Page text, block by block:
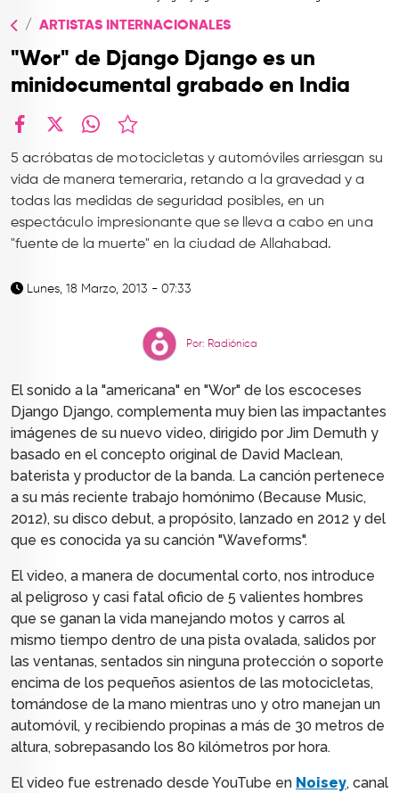
CONTACTO
ARTISTAS INTERNACIONALES
"Wor" de Django Django es un
minidocumental grabado en India
5 acróbatas de motocicletas y automóviles arriesgan su
vida de manera temeraria, retando a la gravedad y a
todas las medidas de seguridad posibles, en un
espectáculo impresionante que se lleva a cabo en una
"fuente de la muerte" en la ciudad de Allahabad.
Lunes, 18 Marzo, 2013 - 07:33
Por: Radiónica
El sonido a la "americana" en "Wor" de los escoceses
Django Django, complementa muy bien las impactantes
imágenes de su nuevo video, dirigido porJim Demuth y
basado en el concepto original de David Maclean,
baterista y productor de la banda. La canción pertenece
a su más reciente trabajo homónimo (Because Music,
2012), su disco debut, a propósito, lanzado en 2012 y del
que es conocida ya su canción "Waveforms".
El video, a manera de documental corto, nos introduce
al peligroso y casi fatal oficio de 5 valientes hombres
que se ganan la vida manejando motos y carros al
mismo tiempo dentro de una pista ovalada, salidos por
las ventanas, sentados sin ninguna protección o soporte
encima de los pequeños asientos de las motocicletas,
tomándose de la mano mientras uno y otro manejan un
automóvil, y recibiendo propinas a más de 30 metros de
altura, sobrepasando los 80 kilómetros por hora.
El video fue estrenado desde YouTube en Noisey, canal